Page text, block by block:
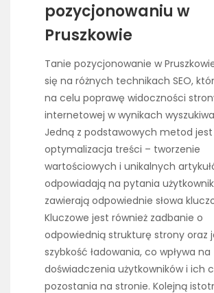
pozycjonowaniu w
Pruszkowie
Tanie pozycjonowanie w
się na różnych technikach SEO,
na celu poprawę widoczności
internetowej w wynikach
Jedną z podstawowych metod jest
optymalizacja treści – tworzenie
wartościowych i unikalnych
odpowiadają na pytania
zawierają odpowiednie słowa
Kluczowe jest również zadbanie o
odpowiednią strukturę strony oraz
szybkość ładowania, co wpływa na
doświadczenia użytkowników i ich
pozostania na stronie. Kolejną